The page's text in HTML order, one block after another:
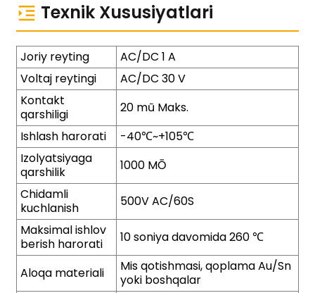
Texnik Xususiyatlari
Joriy reyting
AC/DC 1 A
Voltaj reytingi
AC/DC 30 V
Kontakt
qarshiligi
20 mũ Maks.
Ishlash harorati
-40℃~+105℃
Izolyatsiyaga
qarshilik
1000 MŌ
Chidamli
kuchlanish
500V AC/60S
Maksimal ishlov
berish harorati
10 soniya davomida 260 ℃
Aloqa materiali
Mis qotishmasi, qoplama Au/Sn
yoki boshqalar